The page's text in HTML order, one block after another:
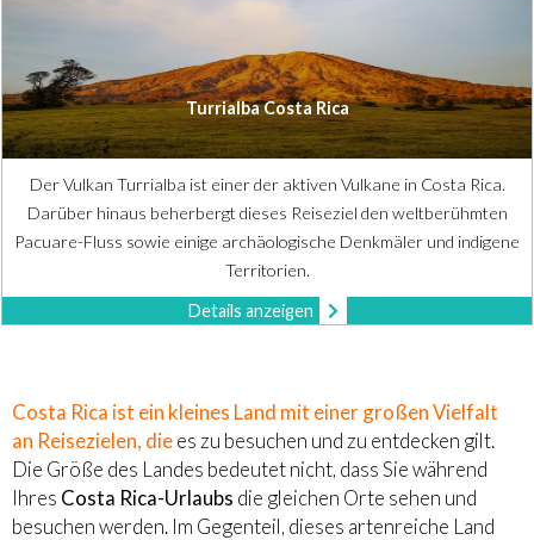
Turrialba Costa Rica
Der Vulkan Turrialba ist einer der aktiven Vulkane in Costa Rica.
Darüber hinaus beherbergt dieses Reiseziel den weltberühmten
Pacuare-Fluss sowie einige archäologische Denkmäler und indigene
Territorien.
Details anzeigen
Costa Rica ist ein kleines Land mit einer großen Vielfalt
an Reisezielen, diees zu besuchen und zu entdecken gilt.
Die Größe des Landes bedeutet nicht, dass Sie während
Ihres Costa Rica-Urlaubs die gleichen Orte sehen und
besuchen werden. Im Gegenteil, dieses artenreiche Land